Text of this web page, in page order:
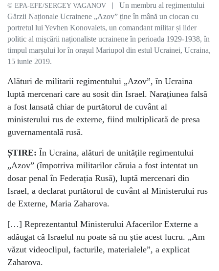
© EPA-EFE/SERGEY VAGANOV
| Un membru al regimentului
Gărzii Naționale Ucrainene „Azov” ține în mână un ciocan cu
portretul lui Yevhen Konovalets, un comandant militar și lider
politic al mișcării naționaliste ucrainene în perioada 1929-1938, în
timpul marșului lor în orașul Mariupol din estul Ucrainei, Ucraina,
15 iunie 2019.
Alături de militarii regimentului „Azov”, în Ucraina
luptă mercenari care au sosit din Israel. Narațiunea falsă
a fost lansată chiar de purtătorul de cuvânt al
ministerului rus de externe, fiind multiplicată de presa
guvernamentală rusă.
ȘTIRE: În Ucraina, alături de unitățile regimentului
„Azov” (împotriva militarilor căruia a fost intentat un
dosar penal în Federația Rusă), luptă mercenari din
Israel, a declarat purtătorul de cuvânt al Ministerului rus
de Externe, Maria Zaharova.
[…] Reprezentantul Ministerului Afacerilor Externe a
adăugat că Israelul nu poate să nu știe acest lucru. „Am
văzut videoclipul, facturile, materialele”, a explicat
Zaharova.